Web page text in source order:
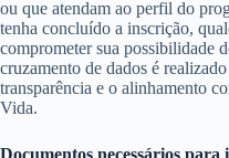
ou que atendam ao perfil do
tenha concluído a inscrição,
comprometer sua possibilidade
cruzamento de dados é
transparência e o alinhamento
Vida.
Documentos necessários para